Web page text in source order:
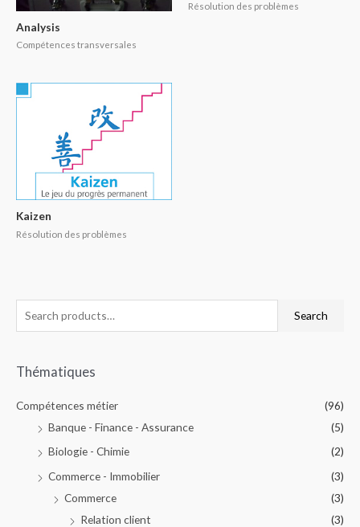
Search
Thématiques
Compétences métier
(96)
Banque - Finance - Assurance
(5)
Biologie - Chimie
(2)
Commerce - Immobilier
(3)
Commerce
(3)
Relation client
(3)
Analysis
Compétences transversales
Résolution des problèmes
Kaizen
Résolution des problèmes